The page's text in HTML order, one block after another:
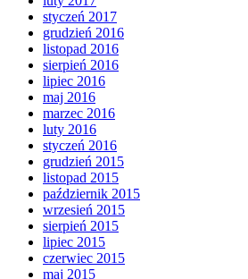
styczeń 2017
grudzień 2016
listopad 2016
sierpień 2016
lipiec 2016
maj 2016
marzec 2016
luty 2016
styczeń 2016
grudzień 2015
listopad 2015
październik 2015
wrzesień 2015
sierpień 2015
lipiec 2015
czerwiec 2015
maj 2015